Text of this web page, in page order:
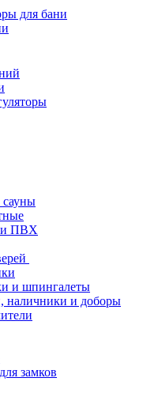
для бани
сауны
ПВХ
и шпингалеты
наличники и доборы
замков